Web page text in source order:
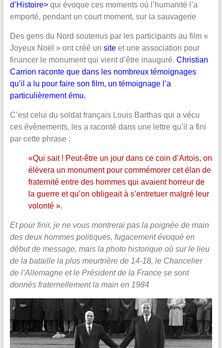
d’Histoire> qui évoque ces moments où l’humanité l’a
emporté, pendant un court moment, sur la sauvagerie
Des gens du Nord soutenus par les participants au film «
Joyeux Noël » ont créé un site et une association pour
financer le monument qui vient d’être inauguré. Christian
Carrion raconte que dans les nombreux témoignages
qu’il a lu pour faire son film, un témoignage l’a
particulièrement ému.
C’est celui du soldat français Louis Barthas qui a vécu
ces évènements, les a raconté dans une lettre qu’il a fini
par cette phrase :
«Qui sait ! Peut-être un jour dans ce coin d’Artois, on
élèvera un monument pour commémorer cet élan de
fraternité entre des hommes qui avaient horreur de
la guerre et qu’on obligeait à s’entretuer malgré leur
volonté ».
Et pour finir, je ne vous montrerai pas la poignée de main
des deux hommes politiques, fugacement évoqué en
début de message, mais la photo historique où sur le lieu
de la bataille la plus meurtrière de 14-18, le Chancelier
de l’Allemagne et le Président de la France se sont
donnés fraternellement la main en 1984